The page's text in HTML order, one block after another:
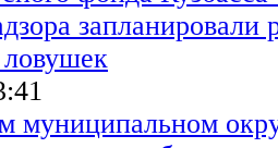
запланировали
муниципальном